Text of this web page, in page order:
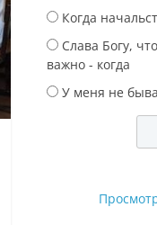
Когда
Слава Богу,
важно - когда
У меня не